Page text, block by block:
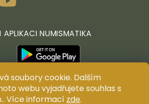
soubory cookie. Dalším
webu vyjadřujete souhlas s
Více informací zde.
APLIKACI NUMISMATIKA
s.r.o. Všechna práva vyhrazena.